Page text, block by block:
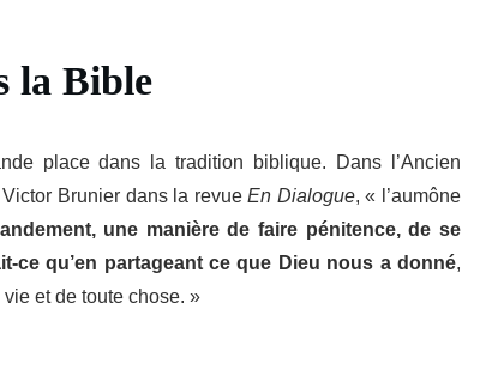
la Bible
place dans la tradition biblique. Dans l’Ancien
Brunier dans la revueEn Dialogue, « l’aumône
une manière de faire pénitence, de se
ce qu’en partageant ce que Dieu nous a donné,
et de toute chose. »